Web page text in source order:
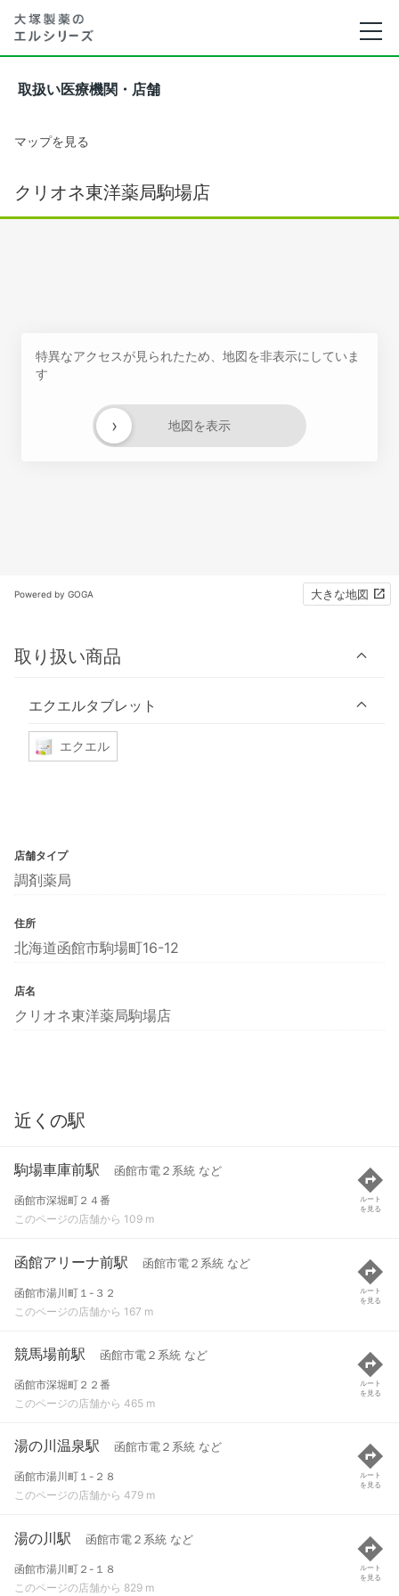
取扱い医療機関・店舗
マップを見る
クリオネ東洋薬局駒場店
特異なアクセスが見られたため、地図を非表示にしていま
す
地図を表示
›
Powered by GOGA 大きな地図
取り扱い商品
エクエルタブレット
エクエル
店舗タイプ
調剤薬局
住所
北海道函館市駒場町16-12
店名
クリオネ東洋薬局駒場店
近くの駅
駒場車庫前駅 函館市電２系統 など
函館市深堀町２４番
このページの店舗から 109 m
ルート
を見る
函館アリーナ前駅 函館市電２系統 など
函館市湯川町１-３２
このページの店舗から 167 m
ルート
を見る
競馬場前駅 函館市電２系統 など
函館市深堀町２２番
このページの店舗から 465 m
ルート
を見る
湯の川温泉駅 函館市電２系統 など
函館市湯川町１-２８
このページの店舗から 479 m
ルート
を見る
湯の川駅 函館市電２系統 など
函館市湯川町２-１８
このページの店舗から 829 m
ルート
を見る